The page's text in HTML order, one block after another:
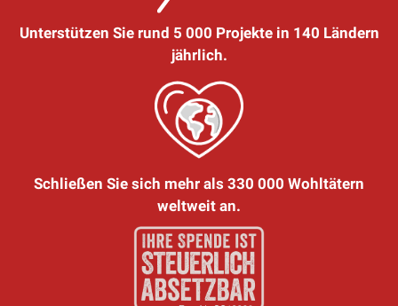
Unterstützen Sie rund 5 000 Projekte in 140 Ländern
jährlich.
Schließen Sie sich mehr als 330 000 Wohltätern
weltweit an.